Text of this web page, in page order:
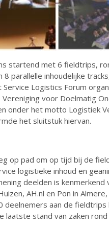
startend met 6 fieldtrips,
parallelle inhoudelijke
Logistics Forum
voor Doelmatig
onder het motto Logistiek
het sluitstuk hiervan.
op pad om op tijd bij de
logistieke inhoud en
deelden is
AH.nl en Pon in
deelnemers aan de
laatste stand van zaken